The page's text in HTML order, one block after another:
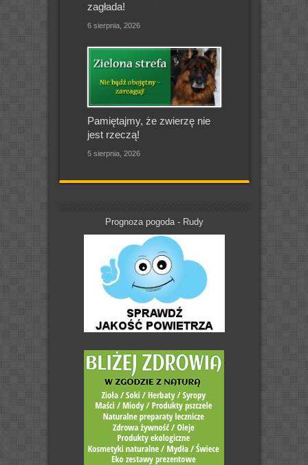
zagłada!
6 sierpnia, 2026
Pamiętajmy, że zwierzę nie
jest rzeczą!
5 sierpnia, 2026
Prognoza pogoda - Rudy